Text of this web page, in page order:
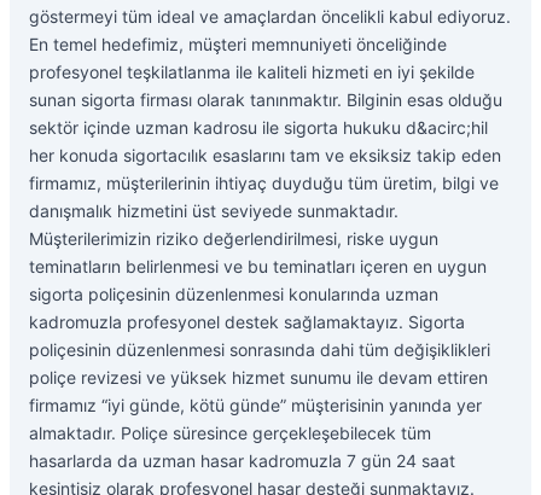
göstermeyi tüm ideal ve amaçlardan öncelikli kabul ediyoruz.
En temel hedefimiz, müşteri memnuniyeti önceliğinde
profesyonel teşkilatlanma ile kaliteli hizmeti en iyi şekilde
sunan sigorta firması olarak tanınmaktır. Bilginin esas olduğu
sektör içinde uzman kadrosu ile sigorta hukuku d&acirc;hil
her konuda sigortacılık esaslarını tam ve eksiksiz takip eden
firmamız, müşterilerinin ihtiyaç duyduğu tüm üretim, bilgi ve
danışmalık hizmetini üst seviyede sunmaktadır.
Müşterilerimizin riziko değerlendirilmesi, riske uygun
teminatların belirlenmesi ve bu teminatları içeren en uygun
sigorta poliçesinin düzenlenmesi konularında uzman
kadromuzla profesyonel destek sağlamaktayız. Sigorta
poliçesinin düzenlenmesi sonrasında dahi tüm değişiklikleri
poliçe revizesi ve yüksek hizmet sunumu ile devam ettiren
firmamız “iyi günde, kötü günde” müşterisinin yanında yer
almaktadır. Poliçe süresince gerçekleşebilecek tüm
hasarlarda da uzman hasar kadromuzla 7 gün 24 saat
kesintisiz olarak profesyonel hasar desteği sunmaktayız.